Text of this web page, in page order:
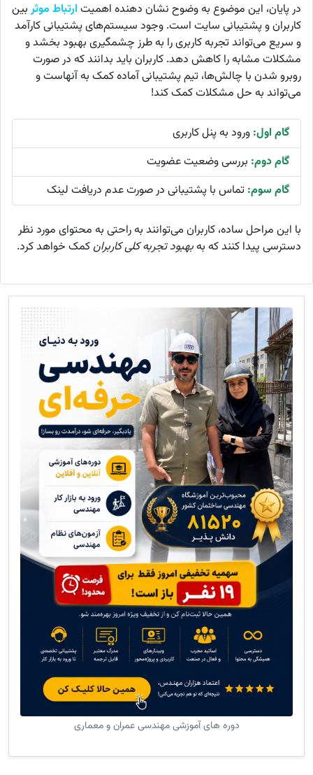
در پایان، این موضوع به وضوح نشان دهنده اهمیت ارتباط موثربین
کاربران و پشتیبانی سایت است. وجود سیستم‌های پشتیبانی کارآمد
و سریع می‌تواند تجربه کاربری را به طرز چشمگیری بهبود بخشد و
مشکلات مشابه را کاهش دهد. کاربران باید بدانند که در صورت
روبرو شدن با چالش‌ها، تیم پشتیبانی آماده کمک به آنهاست و
می‌تواند به حل مشکلات کمک کند!
گام اول: ورود به پنل کاربری
گام دوم: بررسی وضعیت عضویت
گام سوم: تماس با پشتیبانی در صورت عدم دریافت لینک
با این مراحل ساده، کاربران می‌توانند به راحتی به محتوای مورد نظر
دسترسی پیدا کنند که بهبهبود تجربه کلی کاربرانکمک خواهد کرد.
دوره های آموزشی مهندسی عمران و معماری